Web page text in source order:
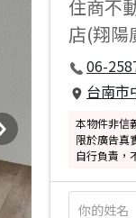
住商不
店(翔陽
06-
台南市
本物件非信
限於廣告真
自行負責，